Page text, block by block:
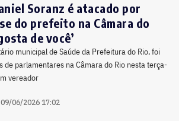
Soranz é atacado por
do prefeito na Câmara do
de você’
municipal de Saúde da Prefeitura do Rio, foi
de parlamentares na Câmara do Rio nesta terça-
vereador
09/06/2026 17:02